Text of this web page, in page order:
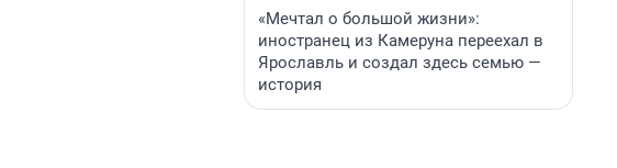
«Мечтал о большой жизни»:
иностранец из Камеруна переехал в
Ярославль и создал здесь семью —
история